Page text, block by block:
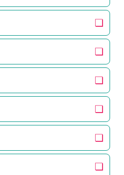
❏
❏
❏
❏
❏
❏